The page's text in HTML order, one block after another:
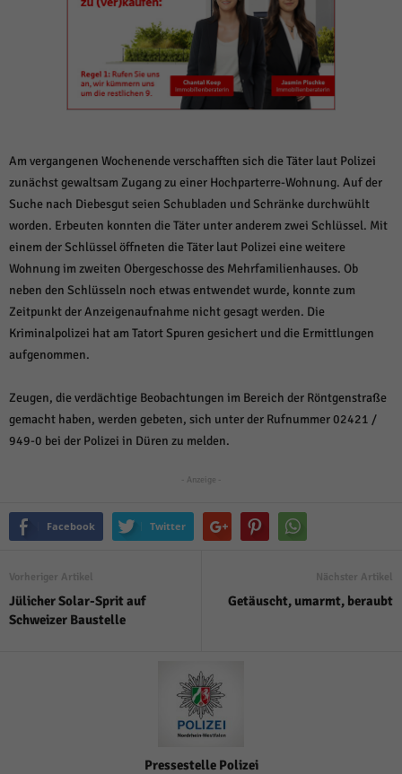
Am vergangenen Wochenende verschafften sich die Täter laut Polizei
zunächst gewaltsam Zugang zu einer Hochparterre-Wohnung. Auf der
Suche nach Diebesgut seien Schubladen und Schränke durchwühlt
worden. Erbeuten konnten die Täter unter anderem zwei Schlüssel. Mit
einem der Schlüssel öffneten die Täter laut Polizei eine weitere
Wohnung im zweiten Obergeschosse des Mehrfamilienhauses. Ob
neben den Schlüsseln noch etwas entwendet wurde, konnte zum
Zeitpunkt der Anzeigenaufnahme nicht gesagt werden. Die
Kriminalpolizei hat am Tatort Spuren gesichert und die Ermittlungen
aufgenommen.
Zeugen, die verdächtige Beobachtungen im Bereich der Röntgenstraße
gemacht haben, werden gebeten, sich unter der Rufnummer 02421 /
949-0 bei der Polizei in Düren zu melden.
- Anzeige -
Facebook Twitter
Vorheriger Artikel
Jülicher Solar-Sprit auf
Schweizer Baustelle
Nächster Artikel
Getäuscht, umarmt, beraubt
Pressestelle Polizei
Alle akzeptieren Speichern und weiter
Zurück
Datenschutzeinstellungen
Essenzielle Cookies ermöglichen grundlegende Funktionen und sind für die
einwandfreie Funktion der Website erforderlich.
Cookie-Informationen anzeigen
Statistiken (1)
Statistik Cookies erfassen Informationen anonym. Diese Informationen helfen
uns zu verstehen, wie unsere Besucher unsere Website nutzen.
Cookie-Informationen anzeigen
Marketing (1)
über Websites hinweg verfolgen.
Cookie-Informationen anzeigen
standardmäßig blockiert. Wenn Cookies von externen Medien akzeptiert
werden, bedarf der Zugriff auf diese Inhalte keiner manuellen Einwilligung
mehr.
powered by Borlabs Cookie Datenschutzerklärung Impressum